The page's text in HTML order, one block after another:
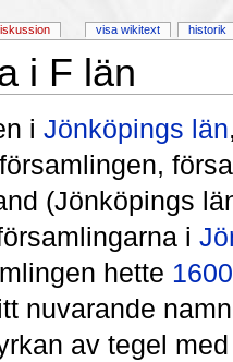
i F län
i Jönköpings län
(Jönköpings
i
hette 1600
nuvarande
av tegel
visa wikitext historik